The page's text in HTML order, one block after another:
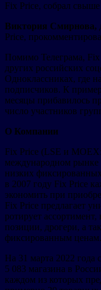
Fix Price, собрал
Виктория Смирнова,
Price,
Помимо Телеграма, Fix
других российских
Одноклассниках, где
подписчиков. К
месяцы прибавилось
число участников
О Компании
Fix Price (LSE и
международном рынке
низких
в 2007 году Fix Price
экономить при
Fix Price предлагает
ротирует
позиции, дрогери, а
фиксированным ценам.
На 31 марта 2022 года
5 083 магазина в
каждом из которых